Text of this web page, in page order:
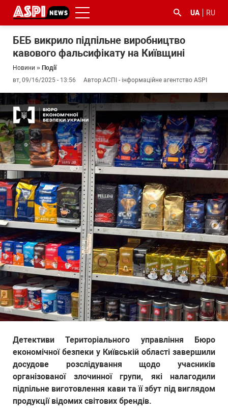
UA RU
БЕБ викрило підпільне виробництво
кавового фальсифікату на Київщині
Новини » Події
вт, 09/16/2025 - 13:56
Автор:АСПІ - інформаційне агентство ASPI
Детективи Територіального управління Бюро
економічної безпеки у Київській області завершили
досудове розслідування щодо учасників
організованої злочинної групи, які налагодили
підпільне виготовлення кави та її збут під виглядом
продукції відомих світових брендів.
#ООС
#боротьба
з
корупцією
#ДФС #коронавірус